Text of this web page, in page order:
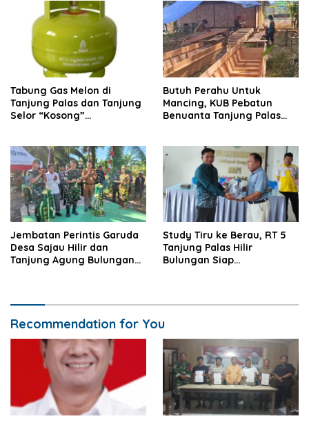
Tabung Gas Melon di
Tanjung Palas dan Tanjung
Selor “Kosong”
Butuh Perahu Untuk
Mancing, KUB Pebatun
Benuanta Tanjung Palas
Jembatan Perintis Garuda
Desa Sajau Hilir dan
Tanjung Agung Bulungan
Study Tiru ke Berau, RT 5
Tanjung Palas Hilir
Bulungan Siap
Recommendation for You